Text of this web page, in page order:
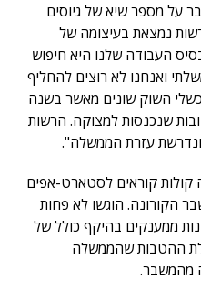
על מספר שיא של גיוסים
נמצאת בעיצומה של
העבודה שלנו היא חיפוש
ואנחנו לא רוצים להחליף
השוק שונים מאשר בשנה
שנכנסות למצוקה. הרשות
ונדרשת עזרת הממשלה".
קולות קוראים לסטארט-אפים
הקורונה. הוגשו לא פחות
יוכלו ליהנות ממענקים בהיקף כולל של
ההטבות שהממשלה
מהמשבר.